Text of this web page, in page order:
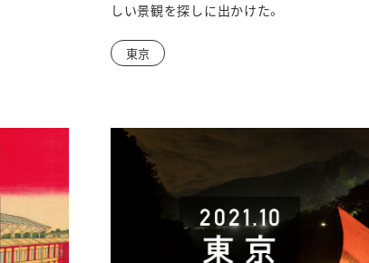
ま
す
す
しい景観を探しに出かけた。
東京